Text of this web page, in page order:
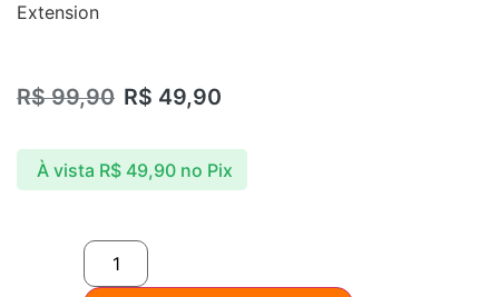
Extension
R$99,90 R$ 49,90
À vista R$49,90 no Pix